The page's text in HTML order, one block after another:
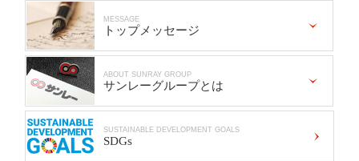
MESSAGE
トップメッセージ
ABOUT SUNRAY GROUP
サンレーグループとは
SUSTAINABLE DEVELOPMENT GOALS
SDGs